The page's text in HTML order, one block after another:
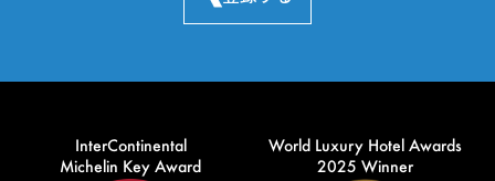
InterContinental
Michelin Key Award
World Luxury Hotel Awards
2025 Winner